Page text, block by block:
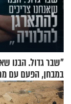
"שבר גדול. הבנו
במבחן, הפעם עם